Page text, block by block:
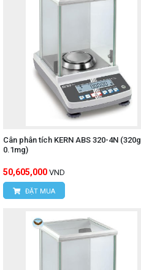
Cân phân tích KERN ABS 320-4N (320g,
0.1mg)
50,605,000 VND
ĐẶT MUA